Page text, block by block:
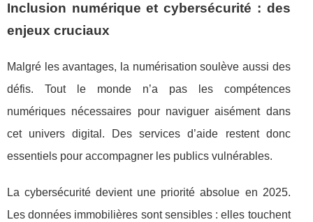
Inclusion numérique et cybersécurité : des
enjeux cruciaux
Malgré les avantages, la numérisation soulève aussi des
défis. Tout le monde n’a pas les compétences
numériques nécessaires pour naviguer aisément dans
cet univers digital. Des services d’aide restent donc
essentiels pour accompagner les publics vulnérables.
La cybersécurité devient une priorité absolue en 2025.
Les données immobilières sont sensibles : elles touchent